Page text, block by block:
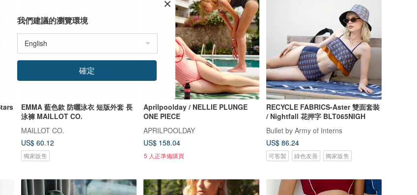
EMMA 藍色款 防曬泳衣 短版外套 長
泳褲 MAILLOT CO.
MAILLOT CO.
US$ 60.12
獨家販售
Aprilpoolday / NELLIE PLUNGE
ONE PIECE
APRILPOOLDAY
US$ 158.04
5 人正準備購買
RECYCLE FABRICS-Aster 雙面套裝
/ Nightfall 花押字 BLT065NIGH
Bullet by Army of Interns
US$ 86.24
可客製 綠色友善 獨家販售
我們建議的瀏覽環境
確定